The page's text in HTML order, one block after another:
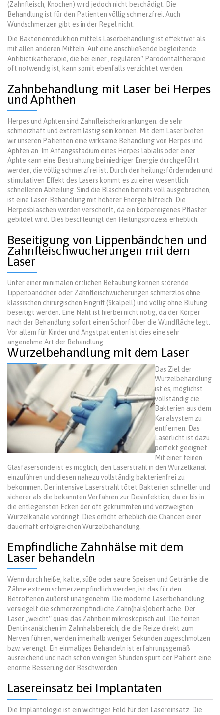
(Zahnfleisch, Knochen) wird jedoch nicht beschädigt. Die
Behandlung ist für den Patienten völlig schmerzfrei. Auch
Wundschmerzen gibt es in der Regel nicht.
Die Bakterienreduktion mittels Laserbehandlung ist effektiver als
mit allen anderen Mitteln. Auf eine anschließende begleitende
Antibiotikatherapie, die bei einer „regulären“ Parodontaltherapie
oft notwendig ist, kann somit ebenfalls verzichtet werden.
Zahnbehandlung mit Laser bei Herpes
und Aphthen
Herpes und Aphten sind Zahnfleischerkrankungen, die sehr
schmerzhaft und extrem lästig sein können. Mit dem Laser bieten
wir unseren Patienten eine wirksame Behandlung von Herpes und
Aphten an. Im Anfangsstadium eines Herpes labialis oder einer
Aphte kann eine Bestrahlung bei niedriger Energie durchgeführt
werden, die völlig schmerzfrei ist. Durch den heilungsfördernden und
stimulativen Effekt des Lasers kommt es zu einer wesentlich
schnelleren Abheilung. Sind die Bläschen bereits voll ausgebrochen,
ist eine Laser-Behandlung mit höherer Energie hilfreich. Die
Herpesbläschen werden verschorft, da ein körpereigenes Pflaster
gebildet wird. Dies beschleunigt den Heilungsprozess erheblich.
Beseitigung von Lippenbändchen und
Zahnfleischwucherungen mit dem
Laser
Unter einer minimalen örtlichen Betäubung können störende
Lippenbändchen oder Zahnfleischwucherungen schmerzlos ohne
klassischen chirurgischen Eingriff (Skalpell) und völlig ohne Blutung
beseitigt werden. Eine Naht ist hierbei nicht nötig, da der Körper
nach der Behandlung sofort einen Schorf über die Wundfläche legt.
Vor allem für Kinder und Angstpatienten ist dies eine sehr
angenehme Art der Behandlung.
Wurzelbehandlung mit dem Laser
Das Ziel der
Wurzelbehandlung
ist es, möglichst
vollständig die
Bakterien aus dem
Kanalsystem zu
entfernen. Das
Laserlicht ist dazu
perfekt geeignet.
Mit einer feinen
Glasfasersonde ist es möglich, den Laserstrahl in den Wurzelkanal
einzuführen und diesen nahezu vollständig bakterienfrei zu
bekommen. Der intensive Laserstrahl tötet Bakterien schneller und
sicherer als die bekannten Verfahren zur Desinfektion, da er bis in
die entlegensten Ecken der oft gekrümmten und verzweigten
Wurzelkanäle vordringt. Dies erhöht erheblich die Chancen einer
dauerhaft erfolgreichen Wurzelbehandlung.
Empfindliche Zahnhälse mit dem
Laser behandeln
Wenn durch heiße, kalte, süße oder saure Speisen und Getränke die
Zähne extrem schmerzempfindlich werden, ist das für den
Betroffenen äußerst unangenehm. Die moderne Laserbehandlung
versiegelt die schmerzempfindliche Zahn(hals)oberfläche. Der
Laser „weicht“ quasi das Zahnbein mikroskopisch auf. Die feinen
Dentinkanälchen im Zahnhalsbereich, die die Reize direkt zum
Nerven führen, werden innerhalb weniger Sekunden zugeschmolzen
bzw. verengt. Ein einmaliges Behandeln ist erfahrungsgemäß
ausreichend und nach schon wenigen Stunden spürt der Patient eine
enorme Besserung der Beschwerden.
Lasereinsatz bei Implantaten
Die Implantologie ist ein wichtiges Feld für den Lasereinsatz. Die